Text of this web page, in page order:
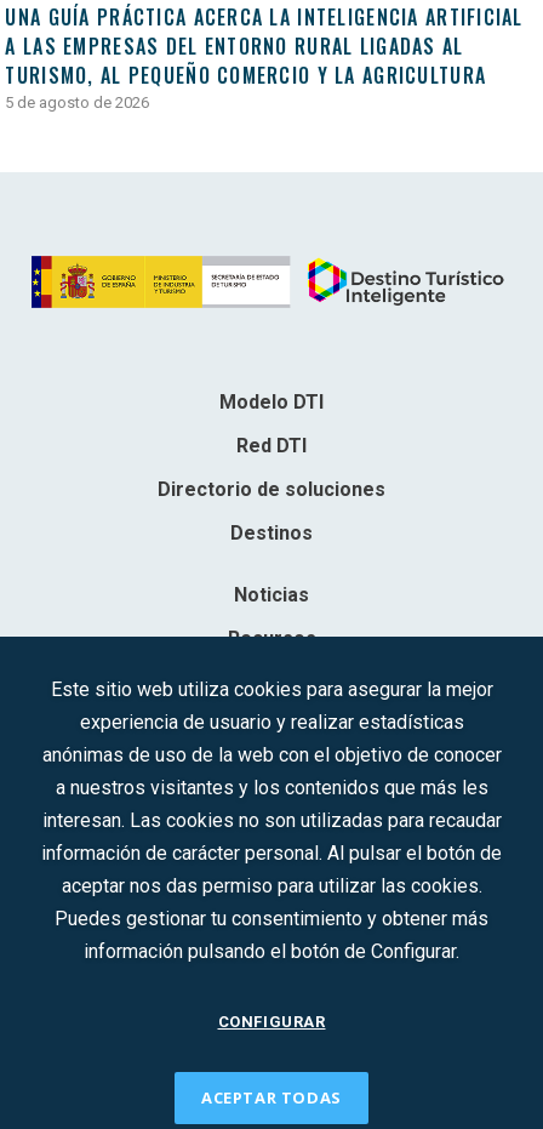
UNA GUÍA PRÁCTICA ACERCA LA INTELIGENCIA ARTIFICIAL
A LAS EMPRESAS DEL ENTORNO RURAL LIGADAS AL
TURISMO, AL PEQUEÑO COMERCIO Y LA AGRICULTURA
5 de agosto de 2026
Modelo DTI
Red DTI
Directorio de soluciones
Destinos
Noticias
Recursos
Contacto
Sociedad Mercantil Estatal para la Gestión de la Innovación y las
Síguenos en redes sociales:
CONTACTO
2022 © DTI · Todos los derechos reservados ·
Este sitio web utiliza cookies para asegurar la mejor
experiencia de usuario y realizar estadísticas
anónimas de uso de la web con el objetivo de conocer
a nuestros visitantes y los contenidos que más les
interesan. Las cookies no son utilizadas para recaudar
información de carácter personal. Al pulsar el botón de
aceptar nos das permiso para utilizar las cookies.
Puedes gestionar tu consentimiento y obtener más
información pulsando el botón de Configurar.
CONFIGURAR
ACEPTAR TODAS